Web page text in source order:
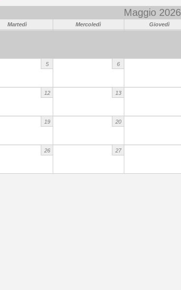
Maggio 2026
Martedì Mercoledì Giovedì
5 6
12 13
19 20
26 27